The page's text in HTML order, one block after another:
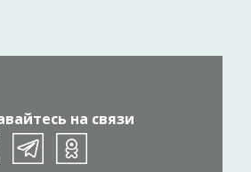
на связи